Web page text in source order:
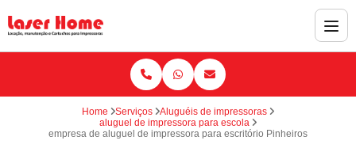
Home Serviços
Aluguéis de impressoras
aluguel de impressora para escola
empresa de aluguel de impressora para escritório Pinheiros